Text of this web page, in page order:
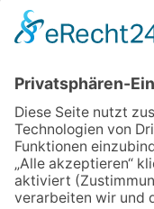
06.08.2026
06.08.2026
06.08.2026